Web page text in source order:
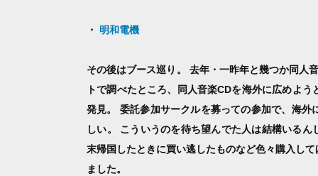
・ 明和電機
その後はブース巡り。 去年・一昨年と幾つか同人
トで調べたところ、同人音楽CDを海外に広めよ
発見。 委託参加サークルを募っての参加で、海
しい。 こういうのを待ち望んでた人は結構いる
末帰国したときに買い逃したものなど色々購入し
ました。